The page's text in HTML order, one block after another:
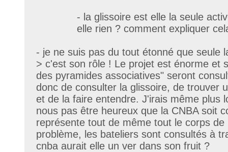
- la glissoire est elle la seule
elle rien ? comment expliquer
- je ne suis pas du tout étonné que seule
> c'est son rôle ! Le projet est énorme et
des pyramides associatives" seront
donc de consulter la glissoire, de trouver
et de la faire entendre. J'irais même plus
nous pas être heureux que la CNBA soit
représente tout de même tout le corps
problème, les bateliers sont consultés à
cnba aurait elle un ver dans son fruit ?